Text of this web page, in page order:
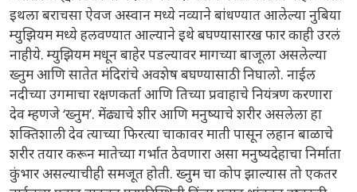
इथला बराचसा ऐवज अस्वान मध्ये नव्याने बांधण्यात आलेल्या नुबिया
म्युझियम मध्ये हलवण्यात आल्याने इथे बघण्यासारख फार काही उरलं
नाहीये. म्युझियम मधून बाहेर पडल्यावर मागच्या बाजूला असलेल्या
ख्नुम आणि सातेत मंदिरांचे अवशेष बघण्यासाठी निघालो. नाईल
नदीच्या उगमाचा रक्षणकर्ता आणि तिच्या प्रवाहाचे नियंत्रण करणारा
देव म्हणजे ‘ख्नुम’. मेंढ्याचे शीर आणि मनुष्याचे शरीर असलेला हा
शक्तिशाली देव त्याच्या फिरत्या चाकावर माती पासून लहान बाळाचे
शरीर तयार करून मातेच्या गर्भात ठेवणारा असा मनुष्यदेहाचा निर्माता
कुंभार असल्याचीही समजूत होती. ख्नुम चा कोप झाल्यास तो एकतर